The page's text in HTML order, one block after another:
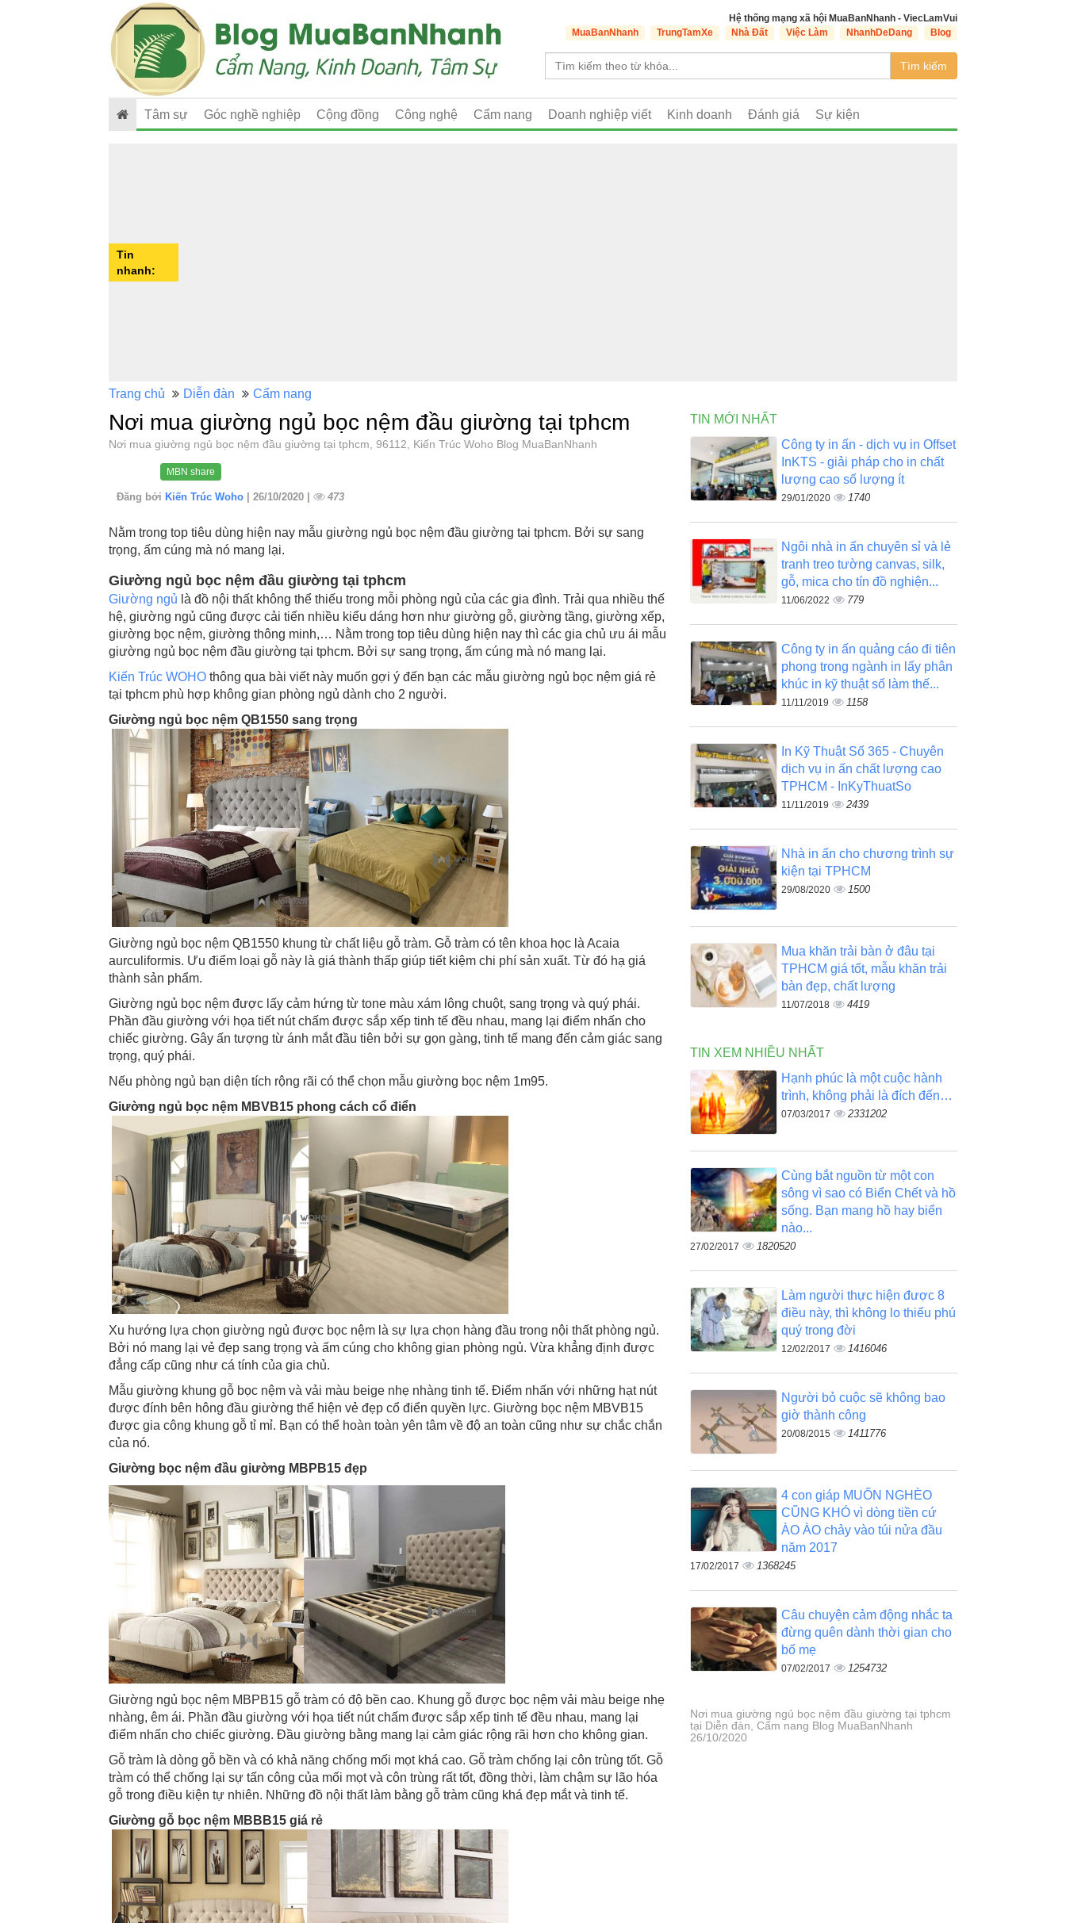
Hệ thống mạng xã hội MuaBanNhanh - ViecLamVui
MuaBanNhanh
TrungTamXe Nhà Đất Việc Làm NhanhDeDang Blog
Tìm kiếm
Tâm sự Góc nghề nghiệp Cộng đồng Công nghệ Cẩm nang Doanh nghiệp viết Kinh doanh Đánh giá Sự kiện
Tin
nhanh:
Trang chủ Diễn đàn Cẩm nang
Nơi mua giường ngủ bọc nệm đầu giường tại tphcm
Nơi mua giường ngủ bọc nệm đầu giường tại tphcm, 96112, Kiến Trúc Woho Blog MuaBanNhanh
MBN share
Đăng bởi Kiến Trúc Woho | 26/10/2020 | 473
Nằm trong top tiêu dùng hiện nay mẫu giường ngủ bọc nệm đầu giường tại tphcm. Bởi sự sang
trọng, ấm cúng mà nó mang lại.
Giường ngủ bọc nệm đầu giường tại tphcm
Giường ngủ là đồ nội thất không thể thiếu trong mỗi phòng ngủ của các gia đình. Trải qua nhiều thế
hệ, giường ngủ cũng được cải tiến nhiều kiểu dáng hơn như giường gỗ, giường tầng, giường xếp,
giường bọc nệm, giường thông minh,… Nằm trong top tiêu dùng hiện nay thì các gia chủ ưu ái mẫu
giường ngủ bọc nệm đầu giường tại tphcm. Bởi sự sang trọng, ấm cúng mà nó mang lại.
Kiến Trúc WOHO thông qua bài viết này muốn gợi ý đến bạn các mẫu giường ngủ bọc nệm giá rẻ
tại tphcm phù hợp không gian phòng ngủ dành cho 2 người.
Giường ngủ bọc nệm QB1550 sang trọng
Giường ngủ bọc nệm QB1550 khung từ chất liệu gỗ tràm. Gỗ tràm có tên khoa học là Acaia
aurculiformis. Ưu điểm loại gỗ này là giá thành thấp giúp tiết kiệm chi phí sản xuất. Từ đó hạ giá
thành sản phẩm.
Giường ngủ bọc nệm được lấy cảm hứng từ tone màu xám lông chuột, sang trọng và quý phái.
Phần đầu giường với họa tiết nút chấm được sắp xếp tinh tế đều nhau, mang lại điểm nhấn cho
chiếc giường. Gây ấn tượng từ ánh mắt đầu tiên bởi sự gọn gàng, tinh tế mang đến cảm giác sang
trọng, quý phái.
Nếu phòng ngủ bạn diện tích rộng rãi có thể chọn mẫu giường bọc nệm 1m95.
Giường ngủ bọc nệm MBVB15 phong cách cổ điển
Xu hướng lựa chọn giường ngủ được bọc nệm là sự lựa chọn hàng đầu trong nội thất phòng ngủ.
Bởi nó mang lại vẻ đẹp sang trọng và ấm cúng cho không gian phòng ngủ. Vừa khẳng định được
đẳng cấp cũng như cá tính của gia chủ.
Mẫu giường khung gỗ bọc nệm và vải màu beige nhẹ nhàng tinh tế. Điểm nhấn với những hạt nút
được đính bên hông đầu giường thể hiện vẻ đẹp cổ điển quyền lực. Giường bọc nệm MBVB15
được gia công khung gỗ tỉ mỉ. Bạn có thể hoàn toàn yên tâm về độ an toàn cũng như sự chắc chắn
của nó.
Giường bọc nệm đầu giường MBPB15 đẹp
Giường ngủ bọc nệm MBPB15 gỗ tràm có độ bền cao. Khung gỗ được bọc nệm vải màu beige nhẹ
nhàng, êm ái. Phần đầu giường với họa tiết nút chấm được sắp xếp tinh tế đều nhau, mang lại
điểm nhấn cho chiếc giường. Đầu giường bằng mang lại cảm giác rộng rãi hơn cho không gian.
Gỗ tràm là dòng gỗ bền và có khả năng chống mối mọt khá cao. Gỗ tràm chống lại côn trùng tốt. Gỗ
tràm có thể chống lại sự tấn công của mối mọt và côn trùng rất tốt, đồng thời, làm chậm sự lão hóa
gỗ trong điều kiện tự nhiên. Những đồ nội thất làm bằng gỗ tràm cũng khá đẹp mắt và tinh tế.
Giường gỗ bọc nệm MBBB15 giá rẻ
TIN MỚI NHẤT
Công ty in ấn - dịch vụ in Offset
InKTS - giải pháp cho in chất
lượng cao số lượng ít
29/01/2020 1740
Ngôi nhà in ấn chuyên sỉ và lẻ
tranh treo tường canvas, silk,
gỗ, mica cho tín đồ nghiện...
11/06/2022 779
Công ty in ấn quảng cáo đi tiên
phong trong ngành in lấy phân
khúc in kỹ thuật số làm thế...
11/11/2019 1158
In Kỹ Thuật Số 365 - Chuyên
dịch vụ in ấn chất lượng cao
TPHCM - InKyThuatSo
11/11/2019 2439
Nhà in ấn cho chương trình sự
kiện tại TPHCM
29/08/2020 1500
Mua khăn trải bàn ở đâu tại
TPHCM giá tốt, mẫu khăn trải
bàn đẹp, chất lượng
11/07/2018 4419
TIN XEM NHIỀU NHẤT
Hạnh phúc là một cuộc hành
trình, không phải là đích đến…
07/03/2017 2331202
Cùng bắt nguồn từ một con
sông vì sao có Biển Chết và hồ
sống. Bạn mang hồ hay biển
nào...
27/02/2017 1820520
Làm người thực hiện được 8
điều này, thì không lo thiếu phú
quý trong đời
12/02/2017 1416046
Người bỏ cuộc sẽ không bao
giờ thành công
20/08/2015 1411776
4 con giáp MUỐN NGHÈO
CŨNG KHÓ vì dòng tiền cứ
ÀO ÀO chảy vào túi nửa đầu
năm 2017
17/02/2017 1368245
Câu chuyện cảm động nhắc ta
đừng quên dành thời gian cho
bố mẹ
07/02/2017 1254732
Nơi mua giường ngủ bọc nệm đầu giường tại tphcm
tại Diễn đàn, Cẩm nang Blog MuaBanNhanh
26/10/2020